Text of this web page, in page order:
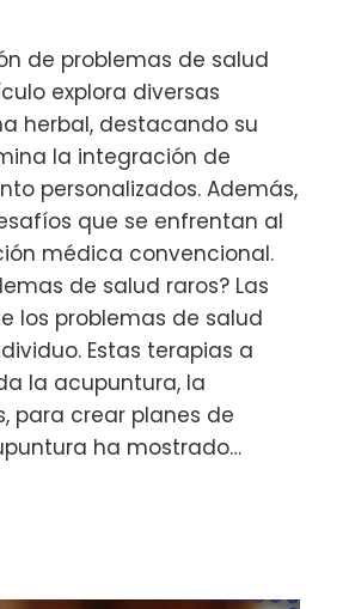
de problemas de salud
explora diversas
herbal, destacando su
la integración de
personalizados. Además,
que se enfrentan al
médica convencional.
de salud raros? Las
los problemas de salud
Estas terapias a
la acupuntura, la
para crear planes de
ha mostrado…